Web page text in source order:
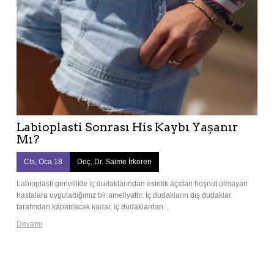
Labioplasti Sonrası His Kaybı Yaşanır
Mı?
Cts, Oca 18 Doç. Dr. Saime İrkören
Labioplasti genellikle iç dudaklarından estetik açıdan hoşnut olmayan
hastalara uyguladığımız bir ameliyattır. İç dudakların dış dudaklar
tarafından kapatılacak kadar, iç dudaklardan...
Devamı